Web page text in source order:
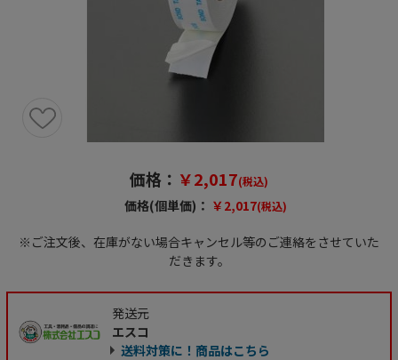
価格： ￥2,017(税込)
価格(個単価)： ￥2,017(税込)
※ご注文後、在庫がない場合キャンセル等のご連絡をさせていた
だきます。
発送元
エスコ
送料対策に！商品はこちら